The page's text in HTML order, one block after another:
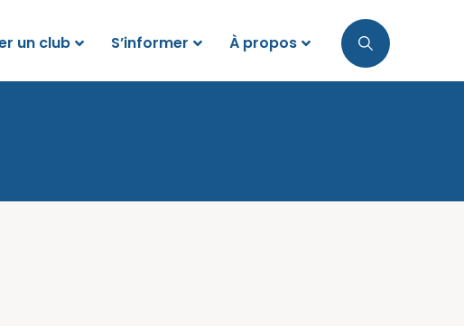
un club S’informer À propos